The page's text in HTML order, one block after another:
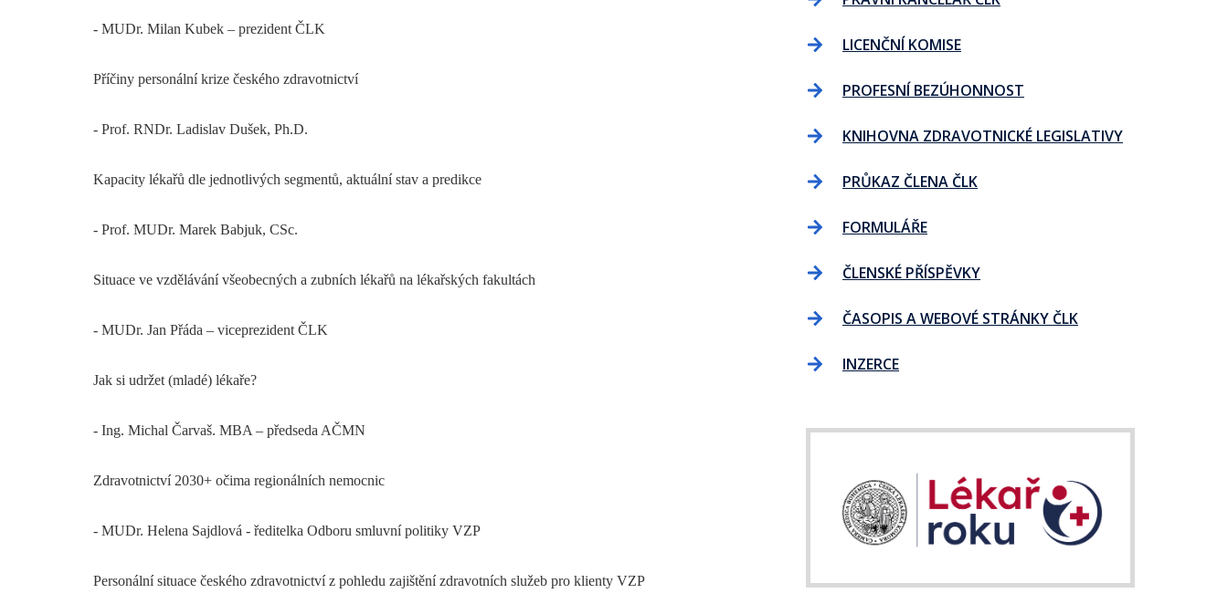
- MUDr. Milan Kubek – prezident ČLK
Příčiny personální krize českého zdravotnictví
- Prof. RNDr. Ladislav Dušek, Ph.D.
Kapacity lékařů dle jednotlivých segmentů, aktuální stav a predikce
- Prof. MUDr. Marek Babjuk, CSc.
Situace ve vzdělávání všeobecných a zubních lékařů na lékařských fakultách
- MUDr. Jan Přáda – viceprezident ČLK
Jak si udržet (mladé) lékaře?
- Ing. Michal Čarvaš. MBA – předseda AČMN
Zdravotnictví 2030+ očima regionálních nemocnic
- MUDr. Helena Sajdlová - ředitelka Odboru smluvní politiky VZP
Personální situace českého zdravotnictví z pohledu zajištění zdravotních služeb pro klienty VZP
LICENČNÍ KOMISE
PROFESNÍ BEZÚHONNOST
KNIHOVNA ZDRAVOTNICKÉ LEGISLATIVY
PRŮKAZ ČLENA ČLK
FORMULÁŘE
ČLENSKÉ PŘÍSPĚVKY
ČASOPIS A WEBOVÉ STRÁNKY ČLK
INZERCE